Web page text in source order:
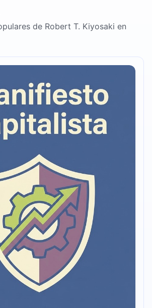
de Robert T. Kiyosaki en